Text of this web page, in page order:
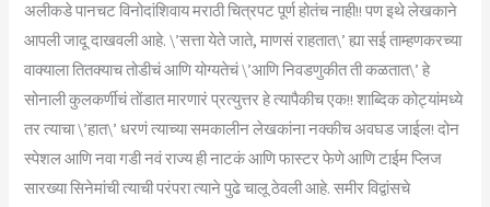
अलीकडे पानचट विनोदांशिवाय मराठी चित्रपट पूर्ण होतंच नाही!! पण इथे लेखकाने
आपली जादू दाखवली आहे. \’सत्ता येते जाते, माणसं राहतात\’ ह्या सई ताम्हणकरच्या
वाक्याला तितक्याच तोडीचं आणि योग्यतेचं \’आणि निवडणुकीत ती कळतात\’ हे
सोनाली कुलकर्णीचं तोंडात मारणारं प्रत्युत्तर हे त्यापैकीच एक!! शाब्दिक कोट्यांमध्ये
तर त्याचा \’हात\’ धरणं त्याच्या समकालीन लेखकांना नक्कीच अवघड जाईल! दोन
स्पेशल आणि नवा गडी नवं राज्य ही नाटकं आणि फास्टर फेणे आणि टाईम प्लिज
सारख्या सिनेमांची त्याची परंपरा त्याने पुढे चालू ठेवली आहे. समीर विद्वांसचे